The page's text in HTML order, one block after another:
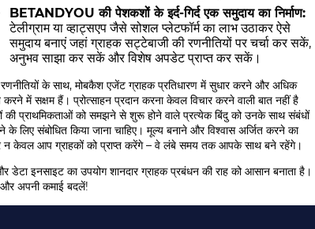
BETANDYOU की पेशकशों के इर्द-गिर्द एक समुदाय का निर्माण:
टेलीग्राम या व्हाट्सएप जैसे सोशल प्लेटफॉर्म का लाभ उठाकर ऐसे
समुदाय बनाएं जहां ग्राहक सट्टेबाजी की रणनीतियों पर चर्चा कर सकें,
अनुभव साझा कर सकें और विशेष अपडेट प्राप्त कर सकें।
के साथ, मोबकैश एजेंट ग्राहक प्रतिधारण में सुधार करने और अधिक
करने में सक्षम हैं। प्रोत्साहन प्रदान करना केवल विचार करने वाली बात नहीं है
की प्राथमिकताओं को समझने से शुरू होने वाले प्रत्येक बिंदु को उनके साथ संबंधों
के लिए संबोधित किया जाना चाहिए। मूल्य बनाने और विश्वास अर्जित करने का
न केवल आप ग्राहकों को प्राप्त करेंगे – वे लंबे समय तक आपके साथ बने रहेंगे।
डेटा इनसाइट का उपयोग शानदार ग्राहक प्रबंधन की राह को आसान बनाता है।
अपनी कमाई बदलें!